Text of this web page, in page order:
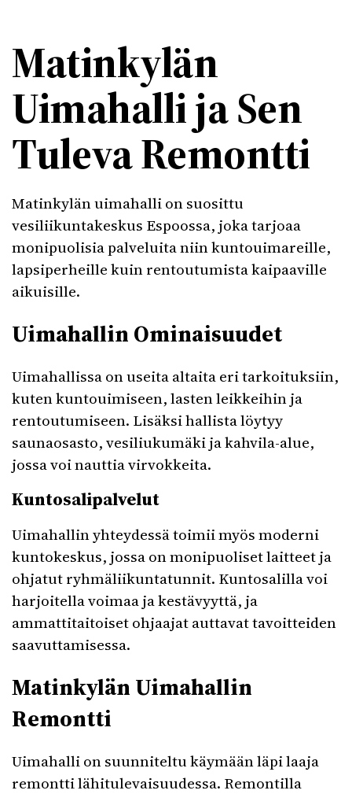
Matinkylän
Uimahalli ja Sen
Tuleva Remontti
Matinkylän uimahalli on suosittu
vesiliikuntakeskus Espoossa, joka tarjoaa
monipuolisia palveluita niin kuntouimareille,
lapsiperheille kuin rentoutumista kaipaaville
aikuisille.
Uimahallin Ominaisuudet
Uimahallissa on useita altaita eri tarkoituksiin,
kuten kuntouimiseen, lasten leikkeihin ja
rentoutumiseen. Lisäksi hallista löytyy
saunaosasto, vesiliukumäki ja kahvila-alue,
jossa voi nauttia virvokkeita.
Kuntosalipalvelut
Uimahallin yhteydessä toimii myös moderni
kuntokeskus, jossa on monipuoliset laitteet ja
ohjatut ryhmäliikuntatunnit. Kuntosalilla voi
harjoitella voimaa ja kestävyyttä, ja
ammattitaitoiset ohjaajat auttavat tavoitteiden
saavuttamisessa.
Matinkylän Uimahallin
Remontti
Uimahalli on suunniteltu käymään läpi laaja
remontti lähitulevaisuudessa. Remontilla